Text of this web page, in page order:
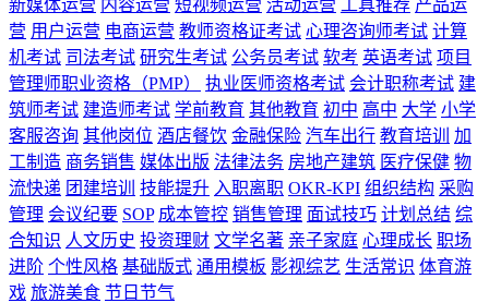
新媒体运营 内容运营 短视频运营 活动运营 工具推荐 产品运
营 用户运营 电商运营 教师资格证考试 心理咨询师考试 计算
机考试 司法考试 研究生考试 公务员考试 软考 英语考试 项目
管理师职业资格（PMP）
执业医师资格考试 会计职称考试 建
筑师考试 建造师考试 学前教育 其他教育 初中 高中 大学 小学
客服咨询 其他岗位 酒店餐饮 金融保险 汽车出行 教育培训
加
工制造 商务销售 媒体出版 法律法务 房地产建筑 医疗保健 物
流快递 团建培训 技能提升 入职离职 OKR-KPI 组织结构 采购
管理 会议纪要 SOP 成本管控 销售管理 面试技巧 计划总结 综
合知识 人文历史 投资理财 文学名著 亲子家庭 心理成长 职场
进阶 个性风格 基础版式 通用模板 影视综艺 生活常识 体育游
戏 旅游美食 节日节气